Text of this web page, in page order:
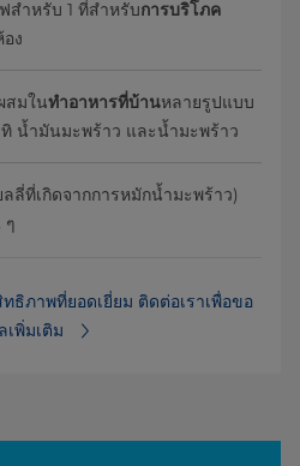
ำหรับ 1 ที่สำหรับการบริโภค
ง
สมในทำอาหารที่บ้านหลายรูปแบบ
น้ำมันมะพร้าว และน้ำมะพร้าว
ลลี่ที่เกิดจากการหมักน้ำมะพร้าว)
ๆ
ธิภาพที่ยอดเยี่ยม ติดต่อเราเพื่อขอ
พิ่มเติม